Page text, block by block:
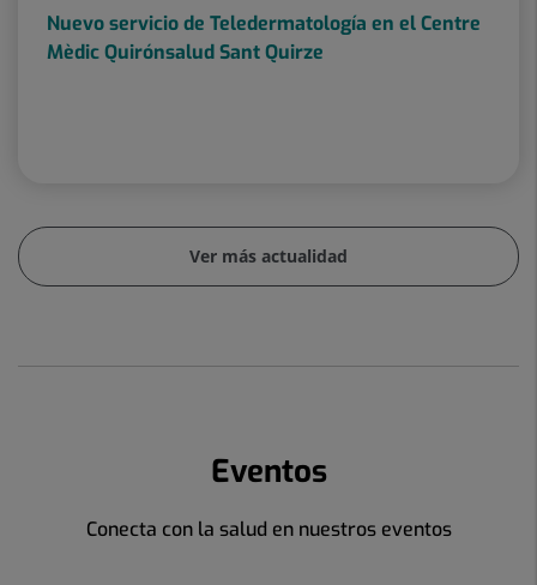
Nuevo servicio de Teledermatología en el Centre
Mèdic Quirónsalud Sant Quirze
Ver más actualidad
Eventos
Conecta con la salud en nuestros eventos